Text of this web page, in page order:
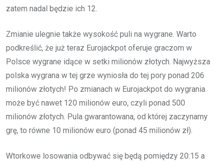
zatem nadal będzie ich 12.
Zmianie ulegnie także wysokość puli na wygrane. Warto
podkreślić, że już teraz Eurojackpot oferuje graczom w
Polsce wygrane idące w setki milionów złotych. Najwyższa
polska wygrana w tej grze wyniosła do tej pory ponad 206
milionów złotych! Po zmianach w Eurojackpot do wygrania
może być nawet 120 milionów euro, czyli ponad 500
milionów złotych. Pula gwarantowana, od której zaczynamy
grę, to równe 10 milionów euro (ponad 45 milionów zł).
Wtorkowe losowania odbywać się będą pomiędzy 20:15 a